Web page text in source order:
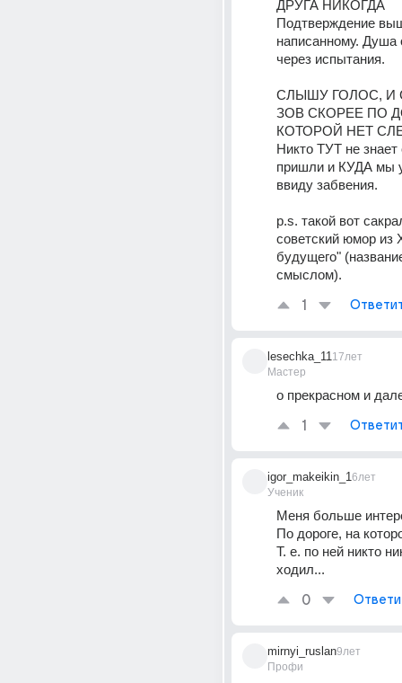
ДРУГА НИКОГДА
Подтверждение
написанному. Душа
через испытания.
СЛЫШУ ГОЛОС, И
ЗОВ СКОРЕЕ ПО
КОТОРОЙ НЕТ
Никто ТУТ не
пришли и КУДА мы
ввиду забвения.
p.s. такой вот
советский юмор из
будущего"
смыслом).
1
lesechka_11
Мастер
17лет
о прекрасном и
1
igor_makeikin_1
Ученик
6лет
Меня больше
По дороге, на
Т. е. по ней никто
ходил...
0
mirnyi_ruslan
Профи
9лет